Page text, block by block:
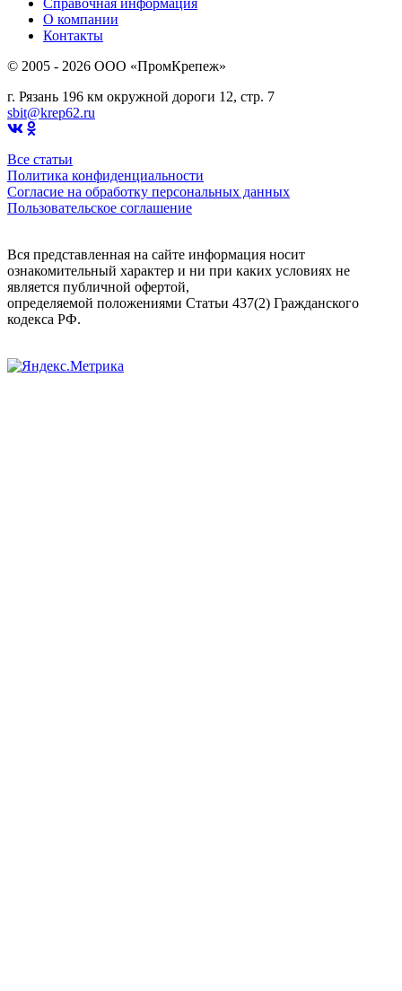
О компании
Контакты
© 2005 - 2026 OOO «ПромКрепеж»
г. Рязань 196 км окружной дороги 12, стр. 7
sbit@krep62.ru
Все статьи
Политика конфиденциальности
Согласие на обработку персональных данных
Пользовательское соглашение
Вся представленная на сайте информация носит
ознакомительный характер и ни при каких условиях не
является публичной офертой,
определяемой положениями Статьи 437(2) Гражданского
кодекса РФ.